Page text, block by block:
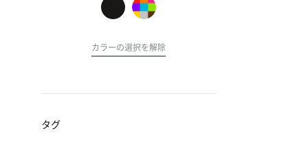
カラーの選択を解除
タグ